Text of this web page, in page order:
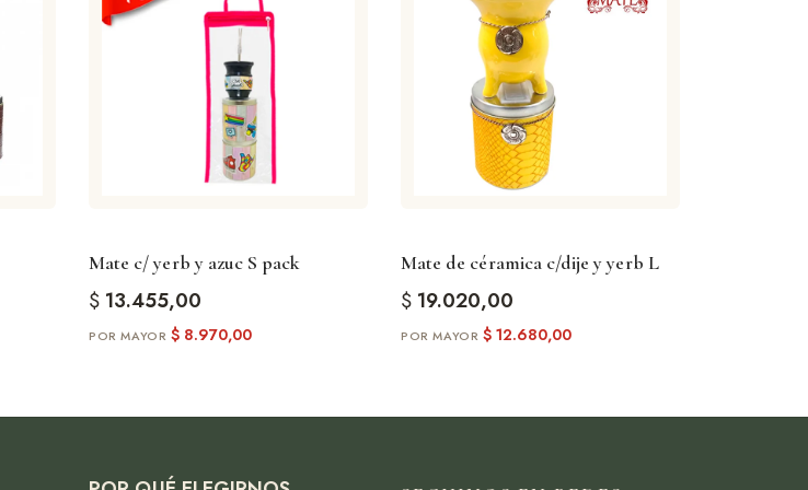
Mate c/ yerb y azuc S pack
$ 13.455,00
$ 8.970,00
Mate de céramica c/dije y yerb L
$ 19.020,00
$ 12.680,00